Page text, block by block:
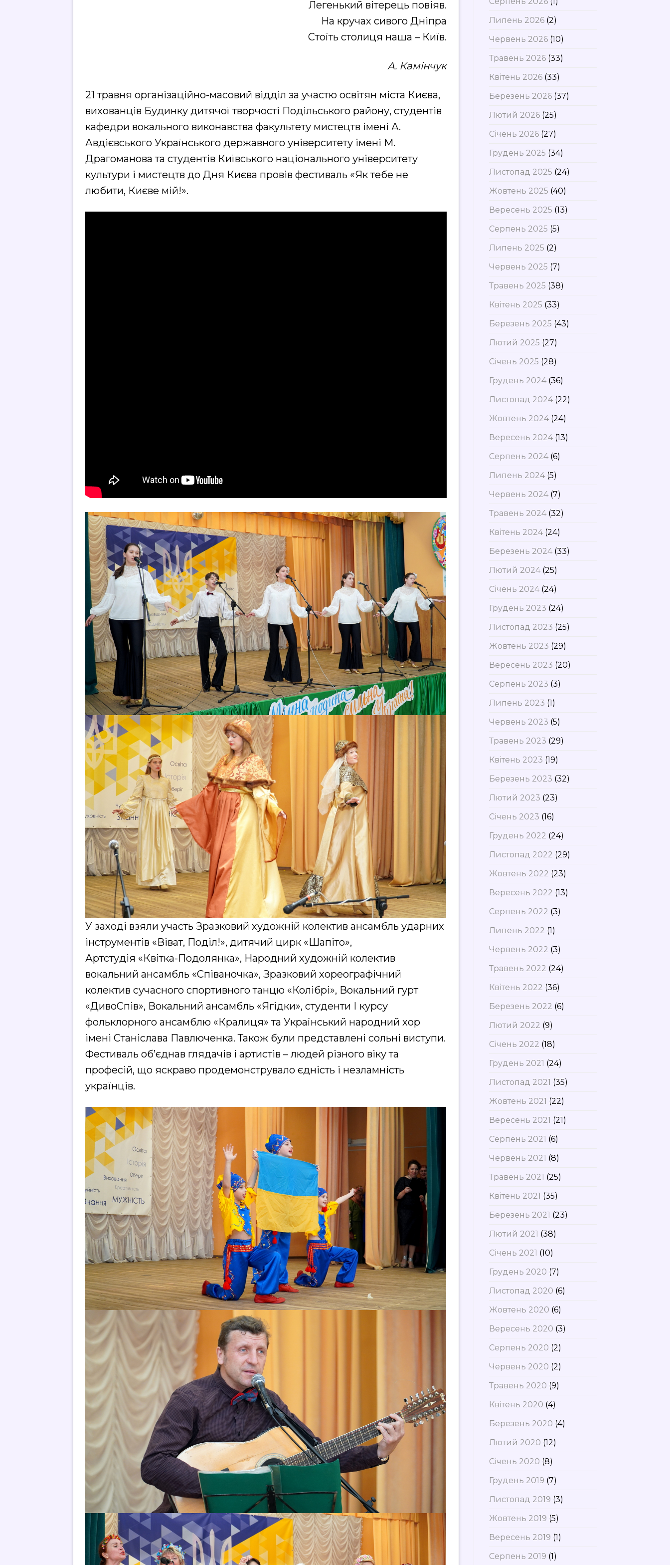
Легенький вітерець повіяв.
На кручах сивого Дніпра
Стоїть столиця наша – Київ.
А. Камінчук
21 травня організаційно-масовий відділ за участю освітян міста Києва,
вихованців Будинку дитячої творчості Подільського району, студентів
кафедри вокального виконавства факультету мистецтв імені А.
Авдієвського Українського державного університету імені М.
Драгоманова та студентів Київського національного університету
культури і мистецтв до Дня Києва провів фестиваль «Як тебе не
любити, Києве мій!».
У заході взяли участь Зразковий художній колектив ансамбль ударних
інструментів «Віват, Поділ!», дитячий цирк «Шапіто»,
Артстудія «Квітка-Подолянка», Народний художній колектив
вокальний ансамбль «Співаночка», Зразковий хореографічний
колектив сучасного спортивного танцю «Колібрі», Вокальний гурт
«ДивоСпів», Вокальний ансамбль «Ягідки», студенти І курсу
фольклорного ансамблю «Кралиця» та Український народний хор
імені Станіслава Павлюченка. Також були представлені сольні виступи.
Фестиваль об’єднав глядачів і артистів – людей різного віку та
професій, що яскраво продемонструвало єдність і незламність
українців.
Липень 2026(2)
Червень 2026(10)
Травень 2026(33)
Квітень 2026(33)
Березень 2026(37)
Лютий 2026(25)
Січень 2026(27)
Грудень 2025 (34)
Листопад 2025 (24)
Жовтень 2025 (40)
Вересень 2025 (13)
Серпень 2025 (5)
Липень 2025 (2)
Червень 2025 (7)
Травень 2025 (38)
Квітень 2025 (33)
Березень 2025 (43)
Лютий 2025 (27)
Січень 2025 (28)
Грудень 2024(36)
Листопад 2024(22)
Жовтень 2024(24)
Вересень 2024(13)
Серпень 2024(6)
Липень 2024(5)
Червень 2024(7)
Травень 2024(32)
Квітень 2024(24)
Березень 2024(33)
Лютий 2024(25)
Січень 2024(24)
Грудень 2023 (24)
Листопад 2023 (25)
Жовтень 2023 (29)
Вересень 2023 (20)
Серпень 2023 (3)
Липень 2023 (1)
Червень 2023 (5)
Травень 2023 (29)
Квітень 2023 (19)
Березень 2023 (32)
Лютий 2023 (23)
Січень 2023 (16)
Грудень 2022 (24)
Листопад 2022 (29)
Жовтень 2022 (23)
Вересень 2022 (13)
Серпень 2022 (3)
Липень 2022 (1)
Червень 2022 (3)
Травень 2022 (24)
Квітень 2022 (36)
Березень 2022 (6)
Лютий 2022 (9)
Січень 2022 (18)
Грудень 2021 (24)
Листопад 2021 (35)
Жовтень 2021 (22)
Вересень 2021 (21)
Серпень 2021 (6)
Червень 2021 (8)
Травень 2021 (25)
Квітень 2021 (35)
Березень 2021 (23)
Лютий 2021 (38)
Січень 2021 (10)
Грудень 2020 (7)
Листопад 2020 (6)
Жовтень 2020 (6)
Вересень 2020 (3)
Серпень 2020 (2)
Червень 2020 (2)
Травень 2020 (9)
Квітень 2020 (4)
Березень 2020 (4)
Лютий 2020 (12)
Січень 2020 (8)
Грудень 2019 (7)
Листопад 2019 (3)
Жовтень 2019 (5)
Вересень 2019 (1)
Серпень 2019 (1)